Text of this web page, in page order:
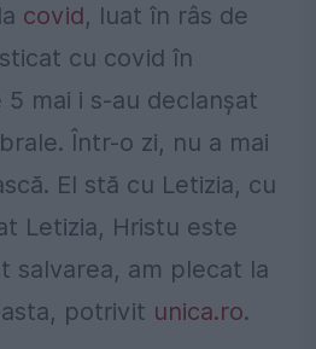
covid, luat în râs de
cu covid în
5 mai i s-au declanșat
Într-o zi, nu a mai
El stă cu Letizia, cu
Letizia, Hristu este
salvarea, am plecat la
potrivit unica.ro.